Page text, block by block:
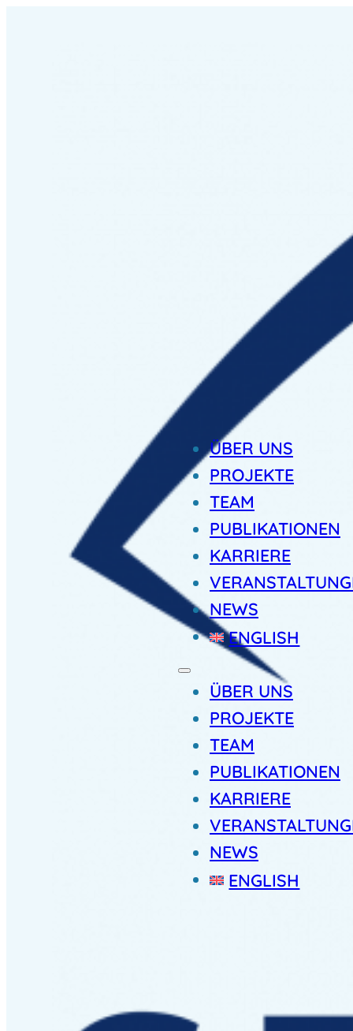
ÜBER UNS
PROJEKTE
TEAM
PUBLIKATIONEN
KARRIERE
NEWS
ENGLISH
ÜBER UNS
PROJEKTE
TEAM
PUBLIKATIONEN
KARRIERE
NEWS
ENGLISH